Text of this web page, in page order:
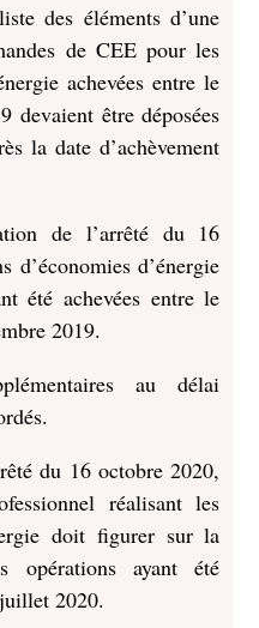
des éléments d’une
de CEE pour les
achevées entre le
devaient être déposées
la date d’achèvement
de l’arrêté du 16
d’économies d’énergie
été achevées entre le
2019.
au délai
du 16 octobre 2020,
réalisant les
doit figurer sur la
opérations ayant été
2020.